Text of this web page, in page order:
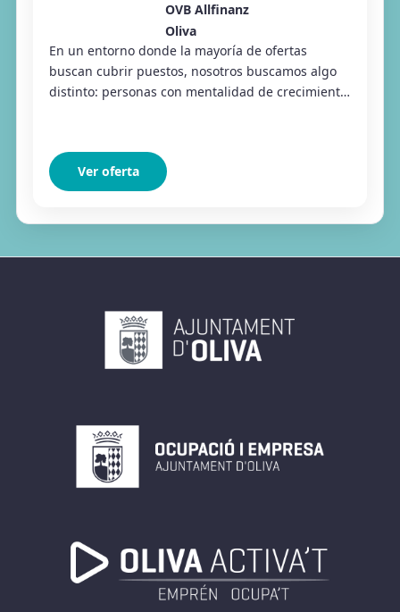
OVB Allfinanz
Oliva
En un entorno donde la mayoría de ofertas
buscan cubrir puestos, nosotros buscamos algo
distinto: personas con mentalidad de crecimiento
Ver oferta